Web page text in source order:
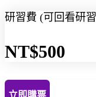
研習費 (可回看研
NT$500
立即購票